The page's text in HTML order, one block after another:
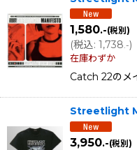
1,580.-(税別)
(税込: 1,738.-)
在庫わずか
Catch 22のメ
Streetlight
3,950.-(税別)